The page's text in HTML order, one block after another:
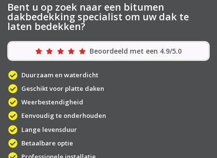
Bent u op zoek naar een bitumen
dakbedekking specialist om uw dak te
laten bedekken?
Beoordeeld met een 4.9/5.0
Duurzaam en waterdicht
Geschikt voor platte daken
Weerbestendigheid
Eenvoudig te onderhouden
Lange levensduur
Betaalbare optie